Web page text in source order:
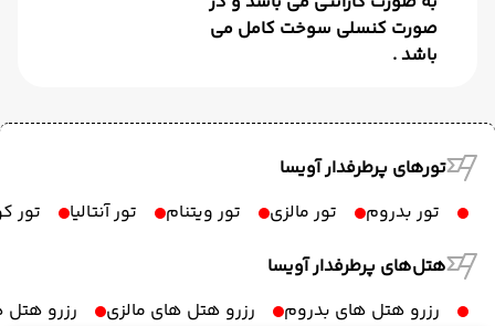
صورت کنسلی سوخت کامل می
باشد .
تورهای پرطرفدار آویسا
تور بدروم
تور مالزی تور ویتنام تور آنتالیا
تور
هتل‌های پرطرفدار آویسا
رزرو هتل های بدروم
رزرو هتل های مالزی
رزرو هتل